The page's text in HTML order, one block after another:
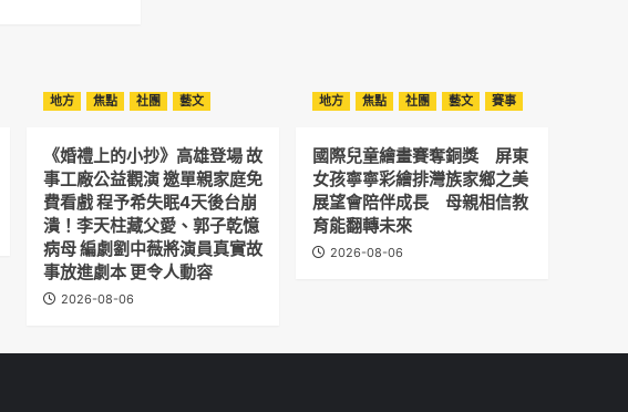
地方 焦點 社團 藝文
《婚禮上的小抄》高雄登場 故
事工廠公益觀演 邀單親家庭免
費看戲 程予希失眠4天後台崩
潰！李天柱藏父愛、郭子乾憶
病母 編劇劉中薇將演員真實故
事放進劇本 更令人動容
2026-08-06
地方 焦點 社團 藝文 賽事
國際兒童繪畫賽奪銅獎 屏東
女孩寧寧彩繪排灣族家鄉之美
展望會陪伴成長 母親相信教
育能翻轉未來
2026-08-06